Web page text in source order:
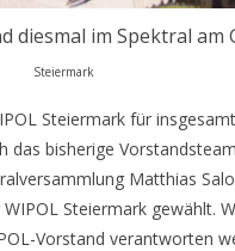
diesmal im Spektral am
Steiermark
Steiermark für
bisherige
Matthias
Steiermark gewählt.
Vorstand verantworten